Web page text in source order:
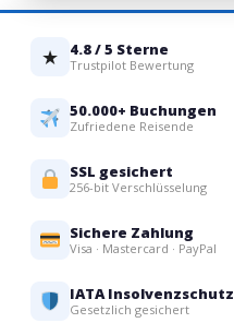
★ 4.8 / 5 Sterne
Trustpilot Bewertung
50.000+ Buchungen
Zufriedene Reisende
SSL gesichert
256-bit Verschlüsselung
Sichere Zahlung
Visa · Mastercard · PayPal
IATA Insolvenzschutz
Gesetzlich gesichert